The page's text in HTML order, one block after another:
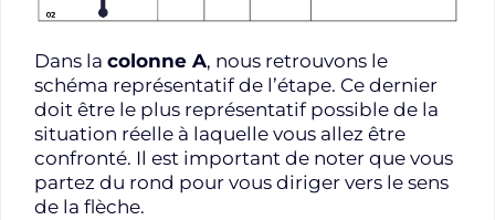
Dans la colonne A, nous retrouvons le
schéma représentatif de l’étape. Ce dernier
doit être le plus représentatif possible de la
situation réelle à laquelle vous allez être
confronté. Il est important de noter que vous
partez du rond pour vous diriger vers le sens
de la flèche.